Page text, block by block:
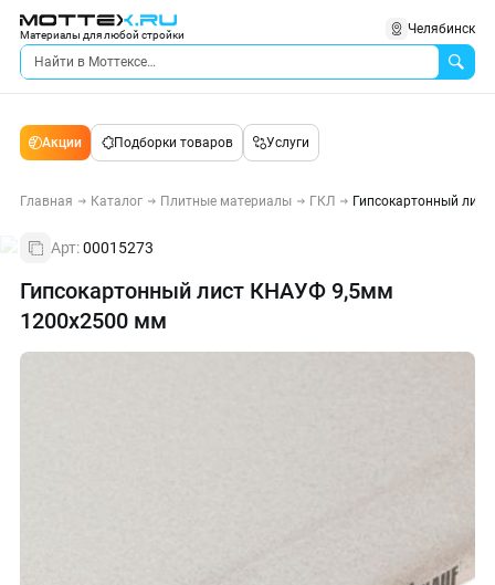
Материалы для любой стройки Челябинск
Акции Подборки товаров Услуги
Главная Каталог Плитные материалы ГКЛ Гипсокартонный
Арт:00015273
Гипсокартонный лист КНАУФ 9,5мм
1200х2500 мм